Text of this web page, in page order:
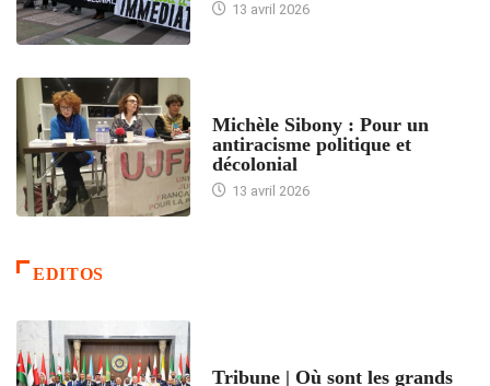
13 avril 2026
Michèle Sibony : Pour un
antiracisme politique et
décolonial
13 avril 2026
EDITOS
Tribune | Où sont les grands